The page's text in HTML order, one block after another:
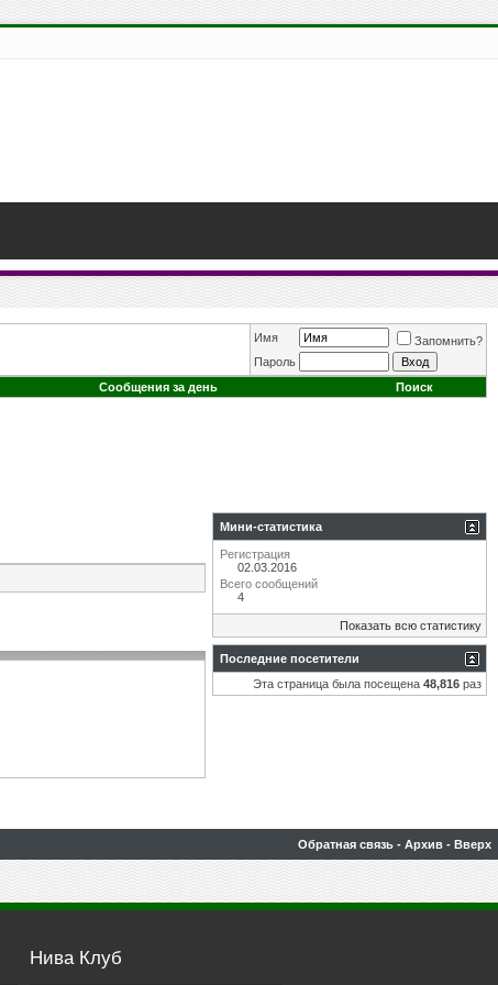
Имя
Запомнить?
Пароль
Сообщения за день Поиск
Мини-статистика
Регистрация
02.03.2016
Всего сообщений
4
Показать всю статистику
Последние посетители
Эта страница была посещена 48,816 раз
Обратная связь - Архив - Вверх
Нива Клуб